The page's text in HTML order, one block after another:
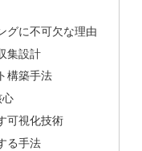
グに不可欠な理由
集設計
構築手法
心
可視化技術
る手法